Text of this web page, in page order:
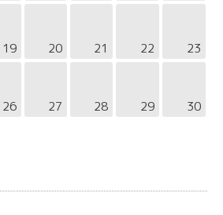
19 20 21 22 23
26 27 28 29 30